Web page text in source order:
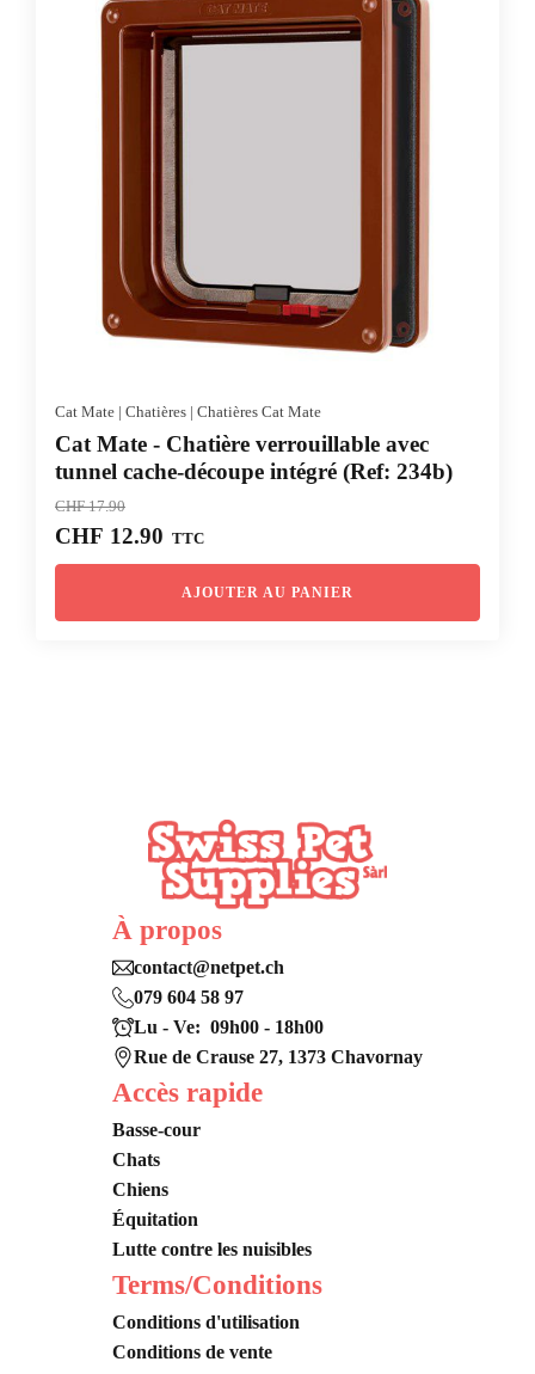
Cat Mate Chatières Chatières Cat Mate
Cat Mate - Chatière verrouillable avec
tunnel cache-découpe intégré (Ref: 234b)
CHF17.90
Le
prix
était :
CHF 12.90 Le
prix
actuel
est :
TTC
AJOUTER AU PANIER
À propos
contact@netpet.ch
079 604 58 97
Lu - Ve: 09h00 - 18h00
Rue de Crause 27, 1373 Chavornay
Accès rapide
Basse-cour
Chats
Chiens
Équitation
Lutte contre les nuisibles
Terms/Conditions
Conditions d'utilisation
Conditions de vente